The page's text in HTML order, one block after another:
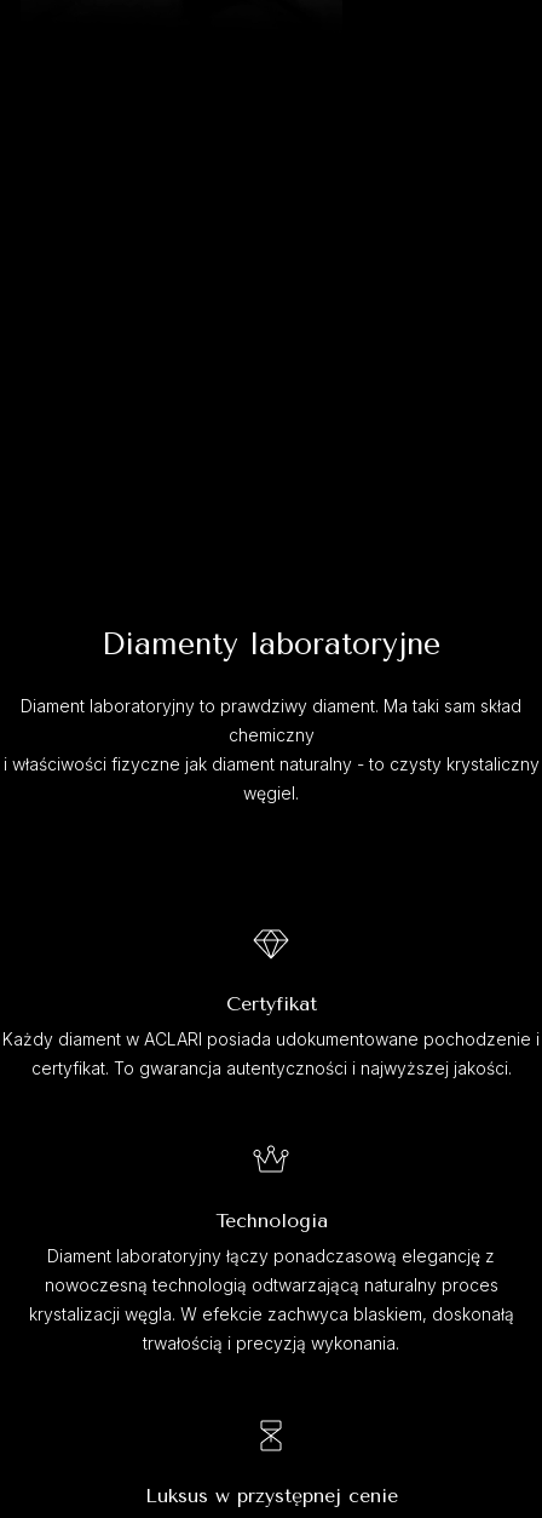
Diamenty laboratoryjne
Diament laboratoryjny to prawdziwy diament. Ma taki sam skład
chemiczny
i właściwości fizyczne jak diament naturalny - to czysty krystaliczny
węgiel.
Certyfikat
Każdy diament w ACLARI posiada udokumentowane pochodzenie i
certyfikat. To gwarancja autentyczności i najwyższej jakości.
Technologia
Diament laboratoryjny łączy ponadczasową elegancję z
nowoczesną technologią odtwarzającą naturalny proces
krystalizacji węgla. W efekcie zachwyca blaskiem, doskonałą
trwałością i precyzją wykonania.
Luksus w przystępnej cenie